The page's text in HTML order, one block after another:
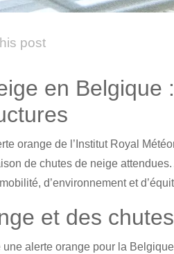
post
en Belgique
orange de l’Institut Royal
de chutes de neige
d’environnement et
et des
une alerte orange pour la